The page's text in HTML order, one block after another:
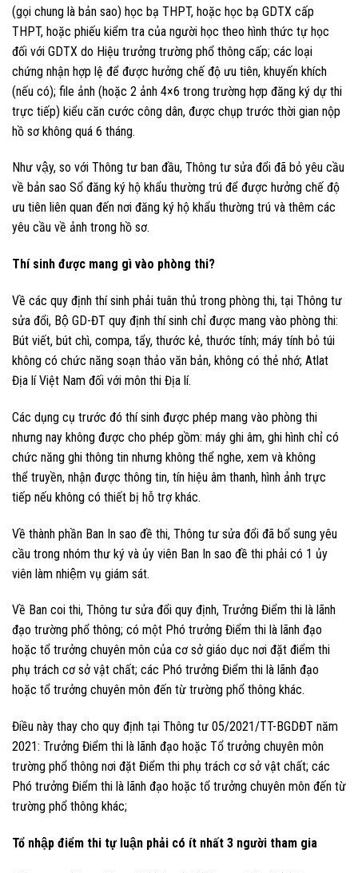
(gọi chung là bản sao) học bạ THPT, hoặc học bạ GDTX cấp
THPT, hoặc phiếu kiểm tra của người học theo hình thức tự học
đối với GDTX do Hiệu trưởng trường phổ thông cấp; các loại
chứng nhận hợp lệ để được hưởng chế độ ưu tiên, khuyến khích
(nếu có); file ảnh (hoặc 2 ảnh 4×6 trong trường hợp đăng ký dự thi
trực tiếp) kiểu căn cước công dân, được chụp trước thời gian nộp
hồ sơ không quá 6 tháng.
Như vậy, so với Thông tư ban đầu, Thông tư sửa đổi đã bỏ yêu cầu
về bản sao Sổ đăng ký hộ khẩu thường trú để được hưởng chế độ
ưu tiên liên quan đến nơi đăng ký hộ khẩu thường trú và thêm các
yêu cầu về ảnh trong hồ sơ.
Thí sinh được mang gì vào phòng thi?
Về các quy định thí sinh phải tuân thủ trong phòng thi, tại Thông tư
sửa đổi, Bộ GD-ĐT quy định thí sinh chỉ được mang vào phòng thi:
Bút viết, bút chì, compa, tẩy, thước kẻ, thước tính; máy tính bỏ túi
không có chức năng soạn thảo văn bản, không có thẻ nhớ; Atlat
Địa lí Việt Nam đối với môn thi Địa lí.
Các dụng cụ trước đó thí sinh được phép mang vào phòng thi
nhưng nay không được cho phép gồm: máy ghi âm, ghi hình chỉ có
chức năng ghi thông tin nhưng không thể nghe, xem và không
thể truyền, nhận được thông tin, tín hiệu âm thanh, hình ảnh trực
tiếp nếu không có thiết bị hỗ trợ khác.
Về thành phần Ban In sao đề thi, Thông tư sửa đổi đã bổ sung yêu
cầu trong nhóm thư ký và ủy viên Ban In sao đề thi phải có 1 ủy
viên làm nhiệm vụ giám sát.
Về Ban coi thi, Thông tư sửa đổi quy định, Trưởng Điểm thi là lãnh
đạo trường phổ thông; có một Phó trưởng Điểm thi là lãnh đạo
hoặc tổ trưởng chuyên môn của cơ sở giáo dục nơi đặt điểm thi
phụ trách cơ sở vật chất; các Phó trưởng Điểm thi là lãnh đạo
hoặc tổ trưởng chuyên môn đến từ trường phổ thông khác.
Điều này thay cho quy định tại Thông tư 05/2021/TT-BGDĐT năm
2021: Trưởng Điểm thi là lãnh đạo hoặc Tổ trưởng chuyên môn
trường phổ thông nơi đặt Điểm thi phụ trách cơ sở vật chất; các
Phó trưởng Điểm thi là lãnh đạo hoặc tổ trưởng chuyên môn đến từ
trường phổ thông khác;
Tổ nhập điểm thi tự luận phải có ít nhất 3 người tham gia